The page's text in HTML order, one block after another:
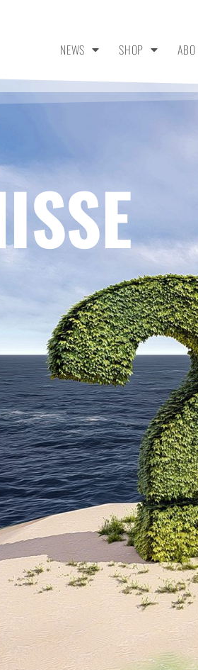
NEWS SHOP ABO